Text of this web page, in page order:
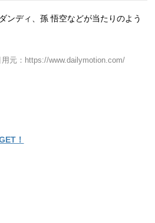
ンディ、孫 悟空などが当たりのよう
元：https://www.dailymotion.com/
！